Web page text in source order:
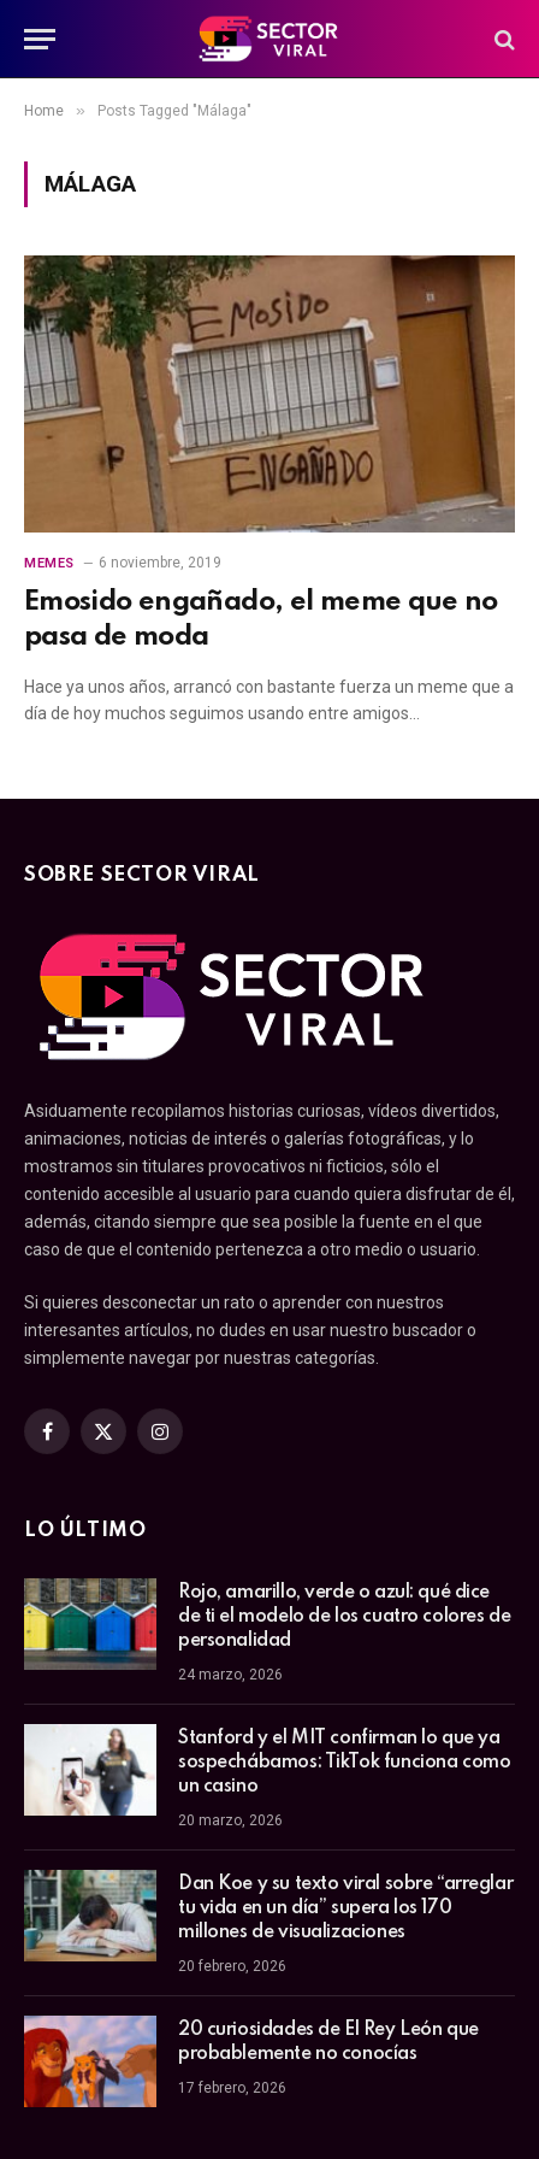
Home » Posts Tagged "Málaga"
MÁLAGA
MEMES 6 noviembre, 2019
Emosido engañado, el meme que no
pasa de moda
Hace ya unos años, arrancó con bastante fuerza un meme que a
día de hoy muchos seguimos usando entre amigos…
SOBRE SECTOR VIRAL
Asiduamente recopilamos historias curiosas, vídeos divertidos,
animaciones, noticias de interés o galerías fotográficas, y lo
mostramos sin titulares provocativos ni ficticios, sólo el
contenido accesible al usuario para cuando quiera disfrutar de él,
además, citando siempre que sea posible la fuente en el que
caso de que el contenido pertenezca a otro medio o usuario.
Si quieres desconectar un rato o aprender con nuestros
interesantes artículos, no dudes en usar nuestro buscador o
simplemente navegar por nuestras categorías.
Facebook
X
Instagram
LO ÚLTIMO
Rojo, amarillo, verde o azul: qué dice
de ti el modelo de los cuatro colores de
personalidad
24 marzo, 2026
Stanford y el MIT confirman lo que ya
sospechábamos: TikTok funciona como
un casino
20 marzo, 2026
Dan Koe y su texto viral sobre “arreglar
tu vida en un día” supera los 170
millones de visualizaciones
20 febrero, 2026
20 curiosidades de El Rey León que
probablemente no conocías
17 febrero, 2026